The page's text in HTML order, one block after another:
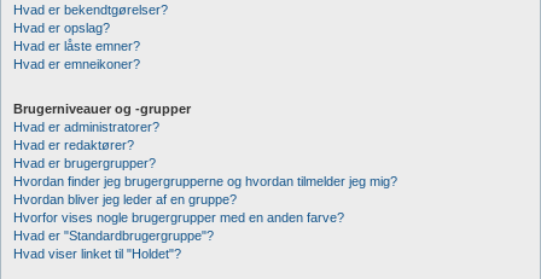
Hvad er bekendtgørelser?
Hvad er opslag?
Hvad er låste emner?
Hvad er emneikoner?
Brugerniveauer og -grupper
Hvad er administratorer?
Hvad er redaktører?
Hvad er brugergrupper?
Hvordan finder jeg brugergrupperne og hvordan tilmelder jeg mig?
Hvordan bliver jeg leder af en gruppe?
Hvorfor vises nogle brugergrupper med en anden farve?
Hvad er "Standardbrugergruppe"?
Hvad viser linket til "Holdet"?